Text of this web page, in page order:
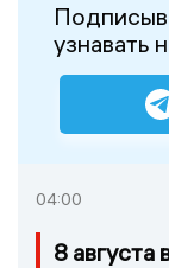
узнавать
04:00
8